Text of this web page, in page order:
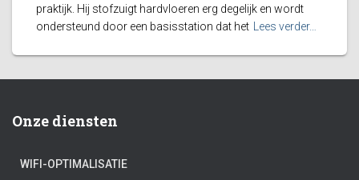
praktijk. Hij stofzuigt hardvloeren erg degelijk en wordt
ondersteund door een basisstation dat het
Lees verder…
Onze diensten
WIFI-OPTIMALISATIE